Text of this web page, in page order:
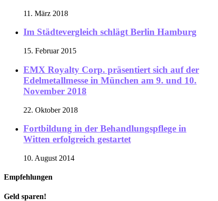
11. März 2018
Im Städtevergleich schlägt Berlin Hamburg
15. Februar 2015
EMX Royalty Corp. präsentiert sich auf der
Edelmetallmesse in München am 9. und 10.
November 2018
22. Oktober 2018
Fortbildung in der Behandlungspflege in
Witten erfolgreich gestartet
10. August 2014
Empfehlungen
Geld sparen!